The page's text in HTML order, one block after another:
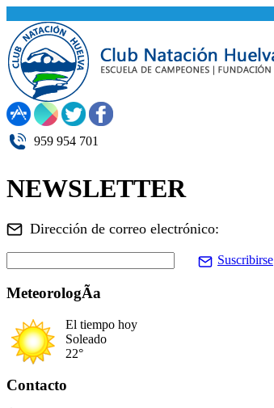
959 954 701
NEWSLETTER
Dirección de correo electrónico:
Suscribirse
MeteorologÃ­a
El tiempo hoy
Soleado
22°
Contacto